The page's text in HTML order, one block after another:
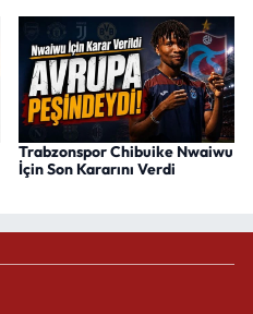
Trabzonspor Chibuike Nwaiwu
İçin Son Kararını Verdi